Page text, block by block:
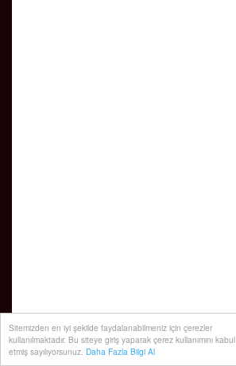
Sitemizden en iyi şekilde faydalanabilmeniz için çerezler
kullanılmaktadır. Bu siteye giriş yaparak çerez kullanımını kabul
etmiş sayılıyorsunuz. Daha Fazla Bilgi Al